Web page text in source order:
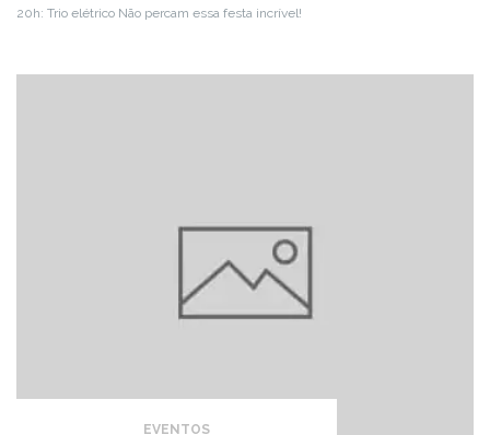
20h: Trio elétrico Não percam essa festa incrível!
EVENTOS